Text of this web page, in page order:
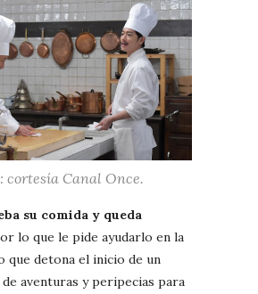
cortesía Canal Once.
su comida y queda
lo que le pide ayudarlo en la
que detona el inicio de un
aventuras y peripecias para